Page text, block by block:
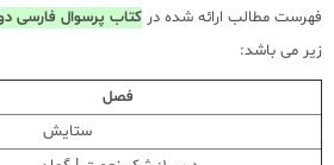
فهرست مطالب ارائه شده در کتاب پرسوال فارسی
زیر می باشد:
فصل
ستایش